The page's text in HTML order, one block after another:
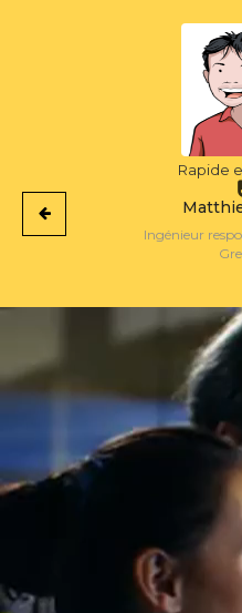
Rapide
Ingénieur